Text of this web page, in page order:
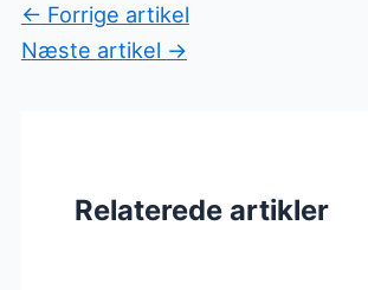
← Forrige artikel
Næste artikel →
Relaterede artikler